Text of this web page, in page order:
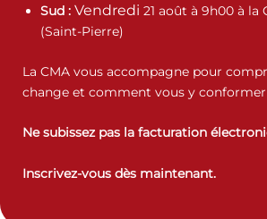
Sud : Vendredi 21 août à 9h00 à la
(Saint-Pierre)
La CMA vous accompagne pour
change et comment vous y
Ne subissez pas la facturation
Inscrivez‑vous dès maintenant.